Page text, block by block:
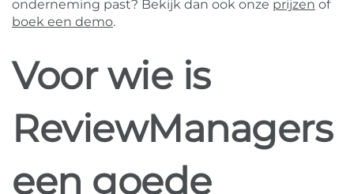
onderneming past? Bekijk dan ook onze prijzen of
boek een demo.
Voor wie is
ReviewManagers
een goede